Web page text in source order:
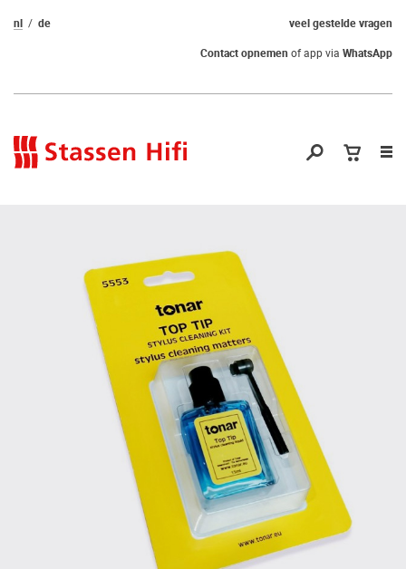
veel gestelde vragen
nl
de
Contact opnemenof app via WhatsApp